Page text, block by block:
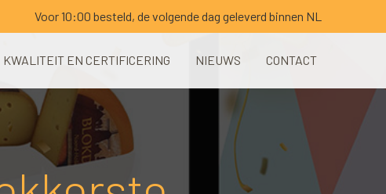
Voor 10:00 besteld, de volgende dag geleverd binnen NL
KWALITEIT EN CERTIFICERING NIEUWS CONTACT